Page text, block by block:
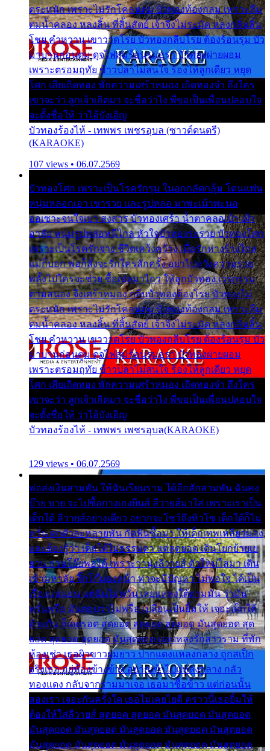
ตระหนัก เพราะไม่รักโคลนตม บัวทองท้องกลม เพราะลืม
ตมน้ำคลอง หลงลิ้น ที่สิ้นสัตย์ เจ้าจึงไม่ระมัด หลงกลิ่นลิ้น
โชย คำหวาน เขาวาดโรย บัวทองกลีบโรย ต้องร้อนรุม บัว
มาบานก่อนตูม ดุจไฟสุมร้อนรุมอุรา บัวทองผ่ายผอม
เพราะตรอมฤทัย ข้าวปลาไม่สนใจ ร้องไห้ลูกเดียว หยุด
โศก เสียเถิดทอง พักความเศร้าหมอง เถิดทองจ๋า ถึงใคร
เขาจะว่า ลูกเจ้าเกิดมา จะชื่อว่าไง พี่ขอเป็นเพื่อนปลอบใจ
จะตั้งชื่อให้ ว่าไอ้บังเอิญ
บัวทองร้องไห้ - เทพพร เพชรอุบล (ซาวด์ดนตรี)
(KARAOKE)
107 views • 06.07.2569
บัวทองโศก เพราะเป็นโรครักรุม ในอกกลัดกลุ้ม โดนแฟน
หนุ่มหลอกเอา เขารวย และรูปหล่อ มาพะเน้าพะนอ
ออเซาะจนใจเบา สงสาร บัวทองเศร้า น้ำตาคลอเบ้า เฝ้า
อาลัย หนุ่มรูปหล่อหนีไกล หัวใจบัวทองระรวย บัวทองโศก
เพราะเป็นโรครักจาง ชีวิตเคว้งคว้าง เมื่อรักห่างร้างไกล
แม่ก็บอก พ่อก็สั่งจะรักใครสักครั้ง อย่าไปหวังความรวย
พลั้งไปใครจะช่วย ซื้อเปลมาไกว ให้ลูกบัวทอง เวรกรรม
ตามสนอง จึงเศร้าหมอง กลีบบัวทองต้องโรย บัวทองไม่
ตระหนัก เพราะไม่รักโคลนตม บัวทองท้องกลม เพราะลืม
ตมน้ำคลอง หลงลิ้น ที่สิ้นสัตย์ เจ้าจึงไม่ระมัด หลงกลิ่นลิ้น
โชย คำหวาน เขาวาดโรย บัวทองกลีบโรย ต้องร้อนรุม บัว
มาบานก่อนตูม ดุจไฟสุมร้อนรุมอุรา บัวทองผ่ายผอม
เพราะตรอมฤทัย ข้าวปลาไม่สนใจ ร้องไห้ลูกเดียว หยุด
โศก เสียเถิดทอง พักความเศร้าหมอง เถิดทองจ๋า ถึงใคร
เขาจะว่า ลูกเจ้าเกิดมา จะชื่อว่าไง พี่ขอเป็นเพื่อนปลอบใจ
จะตั้งชื่อให้ ว่าไอ้บังเอิญ
บัวทองร้องไห้ - เทพพร เพชรอุบล(KARAOKE)
129 views • 06.07.2569
พ่อส่งเงินสามพัน ให้ฉันเรียนราม ได้อีกสักสามพัน ฉันคง
บ๊าย บาย จะไปซื้อกางเกงยีนส์ ลีวายส์มาใส่ เพราะเราเป็น
เด็กใต้ ลีวายส์อย่างเดียว อยากจะโชว์ถึงหิวโซ เด็กใต้ก็ไม่
หวั่น ตกตัวละหลายพัน กัดฟันซื้อมา ให้เด็กเทพเหลียวมอง
และต้องรู้ว่า เด็กใต้ไม่ธรรมดา แต่สุดยอด เดินโยกย้ายเย
ยวน กวนโอ๊ยพอได้ เพราะว่านุ่งลีวายส์ ตัวใหม่ใส่มา เดิน
เข้ามหาลัย จิ๊กโก๊มองหน้า ท่าจะมีปัญหา ไม่พอใจ ได้เป็น
เรื่องแน่นอน แต่ฉันไม่หวั่น เลยแหลงใต้ถามมัน ว่ามัน
พรั่นพรือ มันตอบว่าไม่พรื่อ เปลี่ยนเป็นยิ้มให้ เจอะเด็กใต้
ด้วยกัน ก็เลยรอด สุดยอด สุดยอด สุดยอด มันสุดยอด สุด
ยอด สุดยอด สุดยอด มันสุดยอด แอบหลงรักสาวราม ที่พัก
ห้องเช่า เธอผิวขาวผมยาว ปากแดงแหลงกลาง ถูกสเป็ก
จริงเธอ อยู่ห้องข้างข้าง อยากเข้าไปแหลงกลาง กลัว
ทองแดง กลับจากรามมาเจอ เธอมาซื้อข้าว แต่ก่อนนั้น
สองเรา เจอะกันครั้งใด เธอไม่เคยไยดี คราวนี้เธอยิ้มให้
ต้องให้ใส่ลีวายส์ สุดยอด สุดยอด มันสุดยอด มันสุดยอด
มันสุดยอด มันสุดยอด มันสุดยอด มันสุดยอด มันสุดยอด
มันสุดยอด มันสุดยอด มันสุดยอด มันสุดยอด มันสุดยอด